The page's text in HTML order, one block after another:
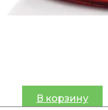
В корзину